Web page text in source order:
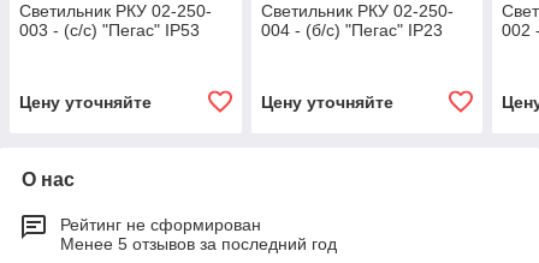
Светильник РКУ 02-250-
003 - (с/с) "Пегас" IP53
Цену уточняйте
Светильник РКУ 02-250-
004 - (б/с) "Пегас" IP23
Цену уточняйте
002
О нас
Рейтинг не сформирован
Менее 5 отзывов за последний год